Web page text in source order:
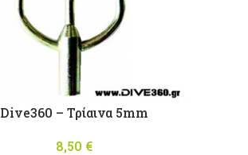
Dive360 – Τρίαινα 5mm
8,50 €